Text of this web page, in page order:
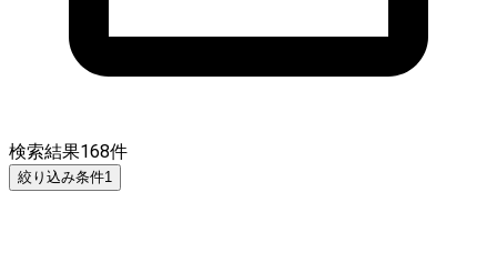
検索結果168件
絞り込み条件1